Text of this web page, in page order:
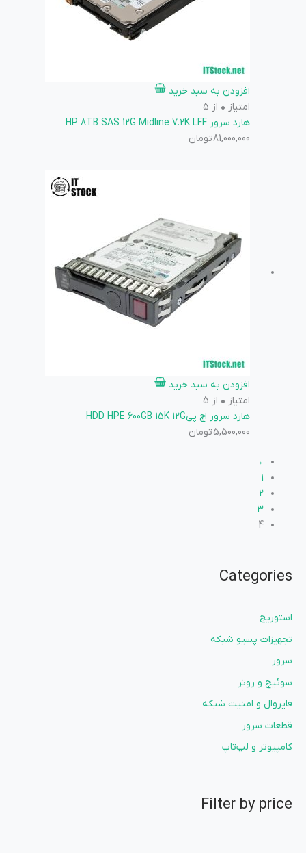
Categories
استوریج
تجهیزات پسیو شبکه
سرور
سوئیچ و روتر
فایروال و امنیت شبکه
قطعات سرور
کامپیوتر و لپ‌تاپ
Filter by price
افزودن به سبد خرید
امتیاز 0 از 5
هارد سرور HP 8TB SAS 12G Midline 7.2K LFF
81,000,000تومان
افزودن به سبد خرید
امتیاز 0 از 5
هارد سرور اچ پیHDD HPE 600GB 15K 12G
5,500,000تومان
→
1
2
3
4